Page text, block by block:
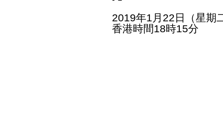
2019年1月22日（星期
香港時間18時15分